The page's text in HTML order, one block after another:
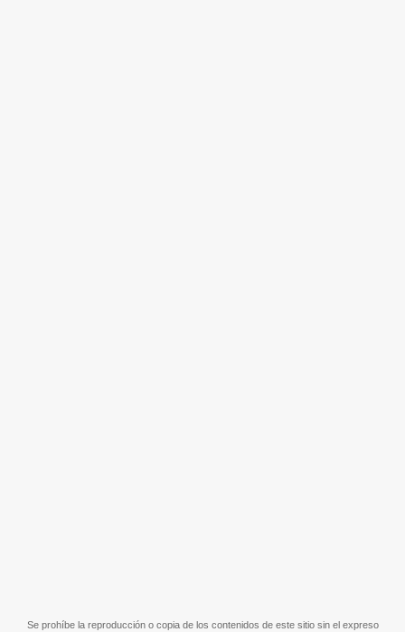
Se prohíbe la reproducción o copia de los contenidos de este sitio sin el expreso